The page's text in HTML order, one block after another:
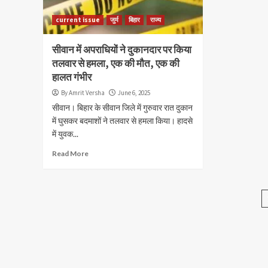
current issue जुर्म बिहार राज्य
सीवान में अपराधियों ने दुकानदार पर किया
तलवार से हमला, एक की मौत, एक की
हालत गंभीर
By Amrit Versha June 6, 2025
सीवान। बिहार के सीवान जिले में गुरुवार रात दुकान
में घुसकर बदमाशों ने तलवार से हमला किया। हादसे
में युवक...
Read More